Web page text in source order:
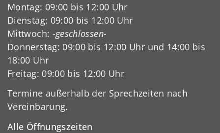
Montag: 09:00 bis 12:00 Uhr
Dienstag: 09:00 bis 12:00 Uhr
Mittwoch: -geschlossen-
Donnerstag: 09:00 bis 12:00 Uhr und 14:00 bis
18:00 Uhr
Freitag: 09:00 bis 12:00 Uhr
Termine außerhalb der Sprechzeiten nach
Vereinbarung.
Alle Öffnungszeiten